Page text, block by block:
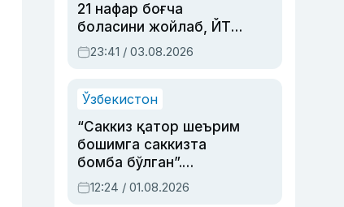
21 нафар боғча
боласини жойлаб, ЙТҲ
содир этган аёлга суд
ҳукми ўқилди
23:41 / 03.08.2026
Ўзбекистон
“Саккиз қатор шеърим
бошимга саккизта
бомба бўлган”.
Абдулла Ориповни
сиёсий айбловлардан
12:24 / 01.08.2026